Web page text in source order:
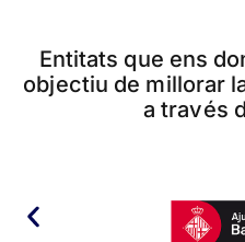
Entitats que ens
objectiu de millorar
a través